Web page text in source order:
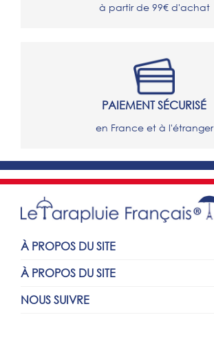
à partir de 99€ d'achat
PAIEMENT SÉCURISÉ
en France et à l'étranger
À PROPOS DU SITE
À PROPOS DU SITE
NOUS SUIVRE